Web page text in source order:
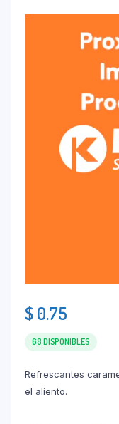
$0.75
68 DISPONIBLES
Refrescantes
el aliento.